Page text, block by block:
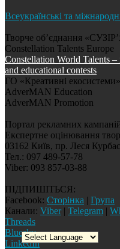
Всеукраїнські та
Творче об’єднання
Constellation Talents Europe
Constellation World Talents
and educational contests
ГО «Креативні екосистеми»
AdverMAN Education
AdverMAN Promotion
Портал рекламних
Експертне оцінювання
03162 Київ, пр. Леся
Тел.: 097 489-57-78
Viber: 093 857-03-88
ПІДПИШІТЬСЯ:
Facebook: Сторінка | Група
Канали: Viber| Telegram |
Threads
Bluesky
LinkedIn